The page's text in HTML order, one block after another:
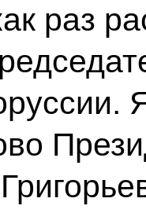
раз